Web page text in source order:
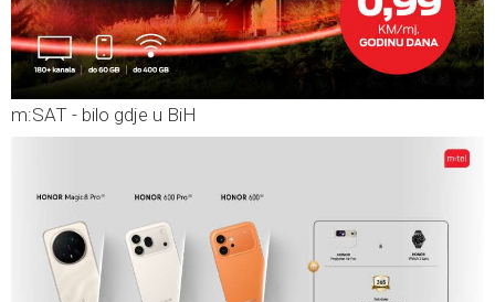
m:SAT - bilo gdje u BiH